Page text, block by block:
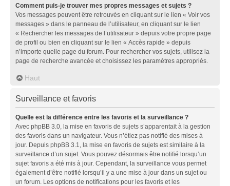
Comment puis-je trouver mes propres messages et sujets ?
Vos messages peuvent être retrouvés en cliquant sur le lien « Voir vos
messages » dans le panneau de l’utilisateur, en cliquant sur le lien
« Rechercher les messages de l’utilisateur » depuis votre propre page
de profil ou bien en cliquant sur le lien « Accès rapide » depuis
n’importe quelle page du forum. Pour rechercher vos sujets, utilisez la
page de recherche avancée et choisissez les paramètres appropriés.
Haut
Surveillance et favoris
Quelle est la différence entre les favoris et la surveillance ?
Avec phpBB 3.0, la mise en favoris de sujets s’apparentait à la gestion
des favoris dans un navigateur. Vous n’étiez pas notifié des mises à
jour. Depuis phpBB 3.1, la mise en favoris de sujets est similaire à la
surveillance d’un sujet. Vous pouvez désormais être notifié lorsqu’un
sujet favoris a été mis à jour. Cependant, la surveillance vous permet
également d’être notifié lorsqu’il y a une mise à jour dans un sujet ou
un forum. Les options de notifications pour les favoris et les